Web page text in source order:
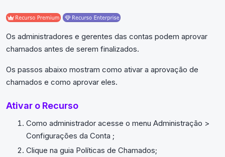
Os administradores e gerentes das contas podem aprovar
chamados antes de serem finalizados.
Os passos abaixo mostram como ativar a aprovação de
chamados e como aprovar eles.
Ativar o Recurso
Como administrador acesse o menu Administração >
Configurações da Conta ;
Clique na guia Políticas de Chamados;